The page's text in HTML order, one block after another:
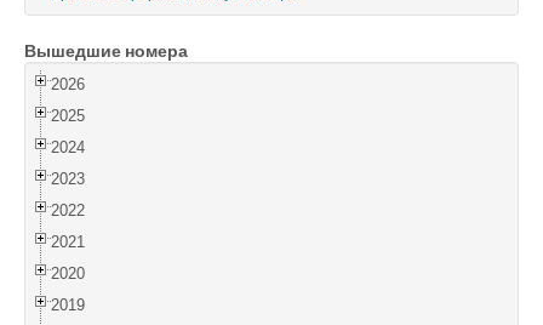
Поиск
Войти
Вышедшие номера
2026
2025
2024
2023
2022
2021
2020
2019